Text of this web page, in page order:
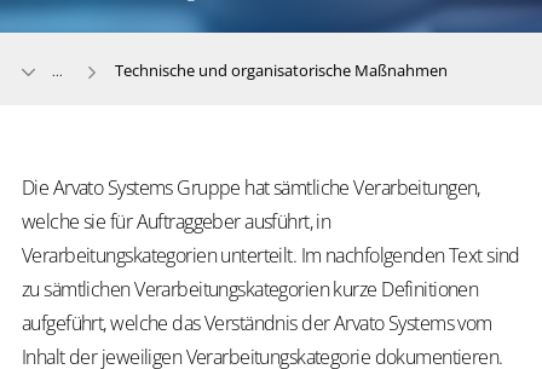
... Technische und organisatorische Maßnahmen
Die Arvato Systems Gruppe hat sämtliche Verarbeitungen,
welche sie für Auftraggeber ausführt, in
Verarbeitungskategorien unterteilt. Im nachfolgenden Text sind
zu sämtlichen Verarbeitungskategorien kurze Definitionen
aufgeführt, welche das Verständnis der Arvato Systems vom
Inhalt der jeweiligen Verarbeitungskategorie dokumentieren.